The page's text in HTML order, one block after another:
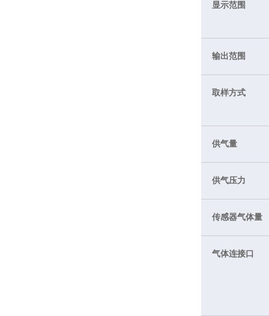
显示范围
输出范围
取样方式
供气量
供气压力
传感器气体量
气体连接口